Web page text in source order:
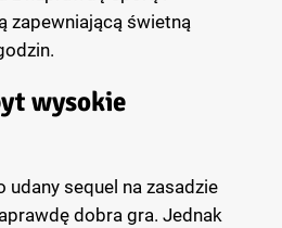
zapewniającą świetną
wysokie
udany sequel na zasadzie
dobra gra. Jednak